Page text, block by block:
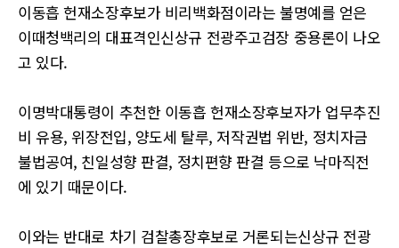
이동흡 헌재소장후보가 비리백화점이라는 불명예를 얻은
이때청백리의 대표격인신상규 전광주고검장 중용론이 나오
고 있다.
이명박대통령이 추천한 이동흡 헌재소장후보자가 업무추진
비 유용, 위장전입, 양도세 탈루, 저작권법 위반, 정치자금
불법공여, 친일성향 판결, 정치편향 판결 등으로 낙마직전
에 있기 때문이다.
이와는 반대로 차기 검찰총장후보로 거론되는신상규 전광